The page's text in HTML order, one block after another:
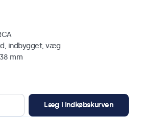
indbygget, væg
mm
Læg i indkøbskurven